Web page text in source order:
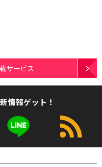
サービス
情報ゲット！